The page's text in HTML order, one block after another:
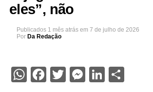
eles”, não
Publicados 1 mês atrás em 7 de julho de 2026
Por Da Redação
WhatsApp
Facebook
TwitterMessenger
LinkedIn